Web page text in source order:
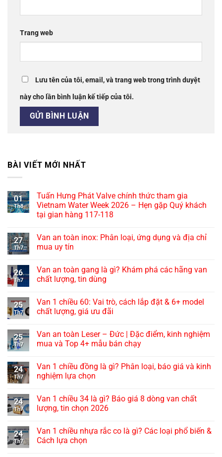
Trang web
Lưu tên của tôi, email, và trang web trong trình duyệt
này cho lần bình luận kế tiếp của tôi.
BÀI VIẾT MỚI NHẤT
01
Th8
Tuấn Hưng Phát Valve chính thức tham gia
Vietnam Water Week 2026 – Hẹn gặp Quý khách
tại gian hàng 117-118
27
Th7
Van an toàn inox: Phân loại, ứng dụng và địa chỉ
mua uy tín
26
Th7
Van an toàn gang là gì? Khám phá các hãng van
chất lượng, tin dùng
25
Th7
Van 1 chiều 60: Vai trò, cách lắp đặt & 6+ model
chất lượng, giá ưu đãi
25
Th7
Van an toàn Leser – Đức | Đặc điểm, kinh nghiệm
mua và Top 4+ mẫu bán chạy
24
Th7
Van 1 chiều đồng là gì? Phân loại, báo giá và kinh
nghiệm lựa chọn
24
Th7
Van 1 chiều 34 là gì? Báo giá 8 dòng van chất
lượng, tin chọn 2026
24
Th7
Van 1 chiều nhựa rắc co là gì? Các loại phổ biến &
Cách lựa chọn